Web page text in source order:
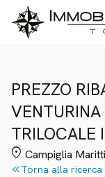
PREZZO
TRILOCALE
location_on Campiglia
keyboard_double_arrow_leftTorna alla ricerca